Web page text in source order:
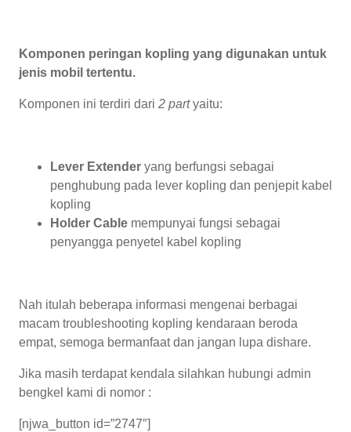
Komponen peringan kopling yang digunakan untuk
jenis mobil tertentu.
Komponen ini terdiri dari 2 partyaitu:
Lever Extender yang berfungsi sebagai
penghubung pada lever kopling dan penjepit kabel
kopling
Holder Cable mempunyai fungsi sebagai
penyangga penyetel kabel kopling
Nah itulah beberapa informasi mengenai berbagai
macam troubleshooting kopling kendaraan beroda
empat, semoga bermanfaat dan jangan lupa dishare.
Jika masih terdapat kendala silahkan hubungi admin
bengkel kami di nomor :
[njwa_button id=”2747″]